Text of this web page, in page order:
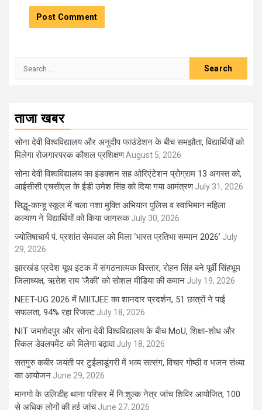
Search
ताजा खबर
सोना देवी विश्वविद्यालय और अनुदीप फाउंडेशन के बीच समझौता, विद्यार्थियों को
मिलेगा रोजगारपरक कौशल प्रशिक्षणAugust 5, 2026
सोना देवी विश्वविद्यालय का इंडक्शन सह ओरिएंटेशन प्रोग्राम 13 अगस्त को,
आईसीसी एचसीएल के ईडी उमेश सिंह को दिया गया आमंत्रण July 31, 2026
सिद्धू-कान्हू स्कूल में चला नशा मुक्ति अभियान पुलिस व स्वाभिमान महिला
कल्याण ने विद्यार्थियों को किया जागरूक July 30, 2026
ज्योतिषाचार्य पं. प्रशांत सेमवाल को मिला ‘भारत प्रतिभा सम्मान 2026’ July
29, 2026
झारखंड प्रदेश यूथ इंटक में संगठनात्मक विस्तार, रोहन सिंह बने पूर्वी सिंहभूम
जिलाध्यक्ष, ऋतेश राय ‘जैकी’ को सोशल मीडिया की कमान July 19, 2026
NEET-UG 2026 में MIITJEE का शानदार प्रदर्शन, 51 छात्रों ने पाई
सफलता, 94% रहा रिजल्ट July 18, 2026
NIT जमशेदपुर और सोना देवी विश्वविद्यालय के बीच MoU, शिक्षा-शोध और
स्किल डेवलपमेंट को मिलेगा बढ़ावा July 18, 2026
सतगुरु कबीर जयंती पर टुईलाडूंगरी में भव्य सत्संग, विचार गोष्ठी व भजन संध्या
का आयोजन June 29, 2026
मानगो के उलिडीह थाना परिसर में नि:शुल्क नेत्र जांच शिविर आयोजित, 100
से अधिक लोगों की हुई जांच June 27, 2026